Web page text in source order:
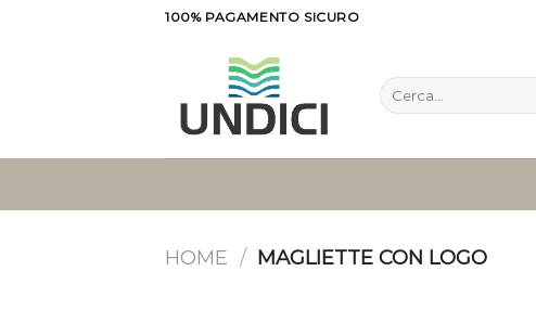
100% PAGAMENTO SICURO
Cerca:
HOME / MAGLIETTE CON LOGO